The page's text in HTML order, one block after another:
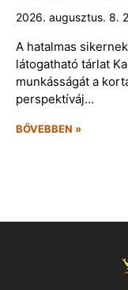
2026. augusztus. 8.
A hatalmas
látogatható tárlat
munkásságát a
perspektíváj…
BŐVEBBEN »